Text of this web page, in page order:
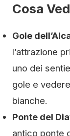
Cosa
Gole
l’attrazione
uno dei
gole e
bianche.
Ponte del
antico ponte